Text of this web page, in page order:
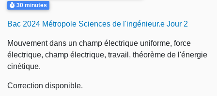
Durée
30 minutes
Bac 2024 Métropole Sciences de l'ingénieur.e Jour 2
Mouvement dans un champ électrique uniforme, force
électrique, champ électrique, travail, théorème de l'énergie
cinétique.
Correction disponible.